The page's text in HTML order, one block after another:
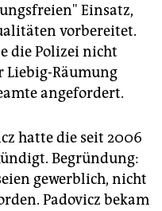
Einsatz,
vorbereitet.
die Polizei nicht
Liebig-Räumung
angefordert.
hatte die seit 2006
Begründung:
gewerblich, nicht
Padovicz bekam